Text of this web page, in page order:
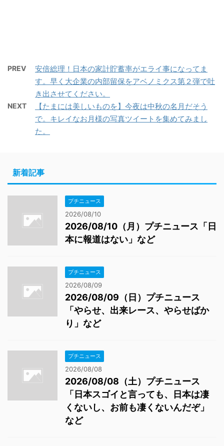
PREV
安倍総理！日本の家計貯蓄率がエライ事になってま
す。早く大企業の内部留保をアベノミクス第２弾で吐
き出させてください。
NEXT
【たまには美しいものを】今夜は中秋の名月だそう
で。キレイなお月様の写真ツイートを集めてみまし
た。
新着記事
プチニュース
2026/08/10
2026/08/10（月）プチニュース「日
本に報道はない」など
プチニュース
2026/08/09
2026/08/09（日）プチニュース
「やらせ、出来レース、やらせばか
り」など
プチニュース
2026/08/08
2026/08/08（土）プチニュース
「日本スゴイと言っても、日本は凄
くないし、お前も凄くないんだぞ」
など